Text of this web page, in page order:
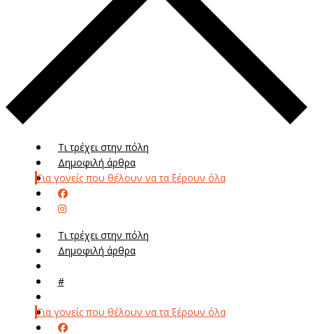
Τι τρέχει στην πόλη
Δημοφιλή άρθρα
Για γονείς που θέλουν να τα ξέρουν όλα
Τι τρέχει στην πόλη
Δημοφιλή άρθρα
#
Για γονείς που θέλουν να τα ξέρουν όλα